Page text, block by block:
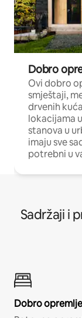
Dobro
Ovi dobro
smještaji,
drvenih
lokacijama
stanova u
imaju sve
potrebni u
Sadržaji i
Dobro